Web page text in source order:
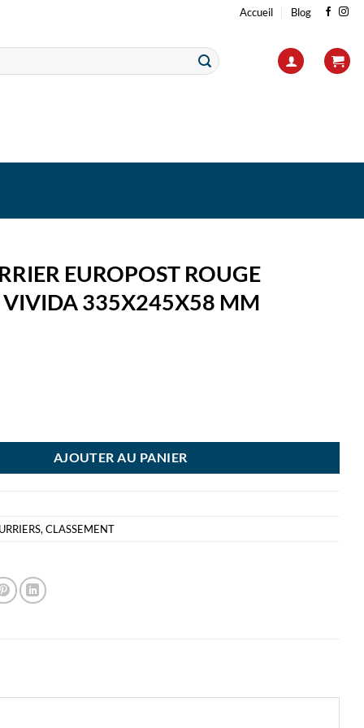
Accueil Blog
EUROPOST ROUGE
VIVIDA 335X245X58 MM
AJOUTER AU PANIER
,CLASSEMENT